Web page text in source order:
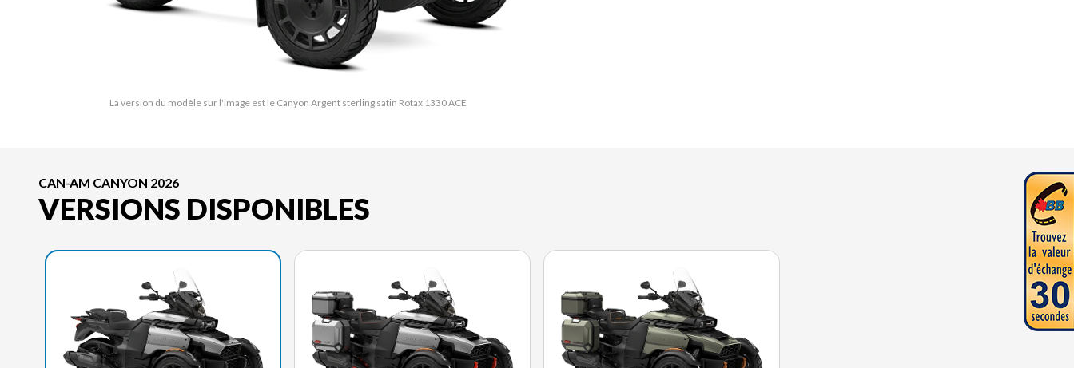
La version du modèle sur l'image est le Canyon Argent sterling satin Rotax 1330 ACE
CAN-AM CANYON 2026
VERSIONS DISPONIBLES